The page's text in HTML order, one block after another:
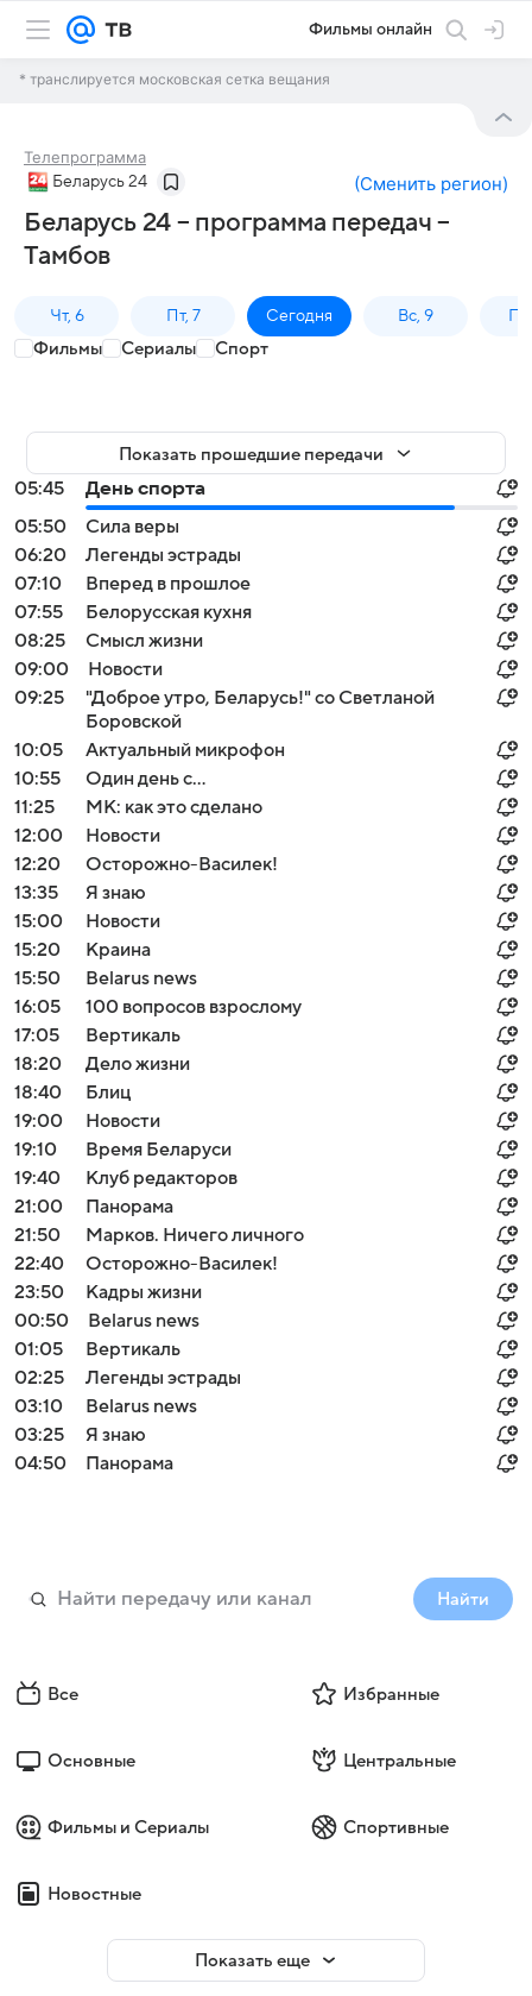
Фильмы онлайн
* транслируется московская сетка вещания
Телепрограмма
Беларусь 24 (Сменить регион)
Беларусь 24 – программа передач –
Тамбов
Чт, 6 Пт, 7 Сегодня Вс, 9
Фильмы Сериалы Спорт
Показать прошедшие передачи
05:45
День спорта
05:50
Сила веры
06:20
Легенды эстрады
07:10
Вперед в прошлое
07:55
Белорусская кухня
08:25
Смысл жизни
09:00
Новости
09:25
"Доброе утро, Беларусь!" со Светланой
Боровской
10:05
Актуальный микрофон
10:55
Один день с...
11:25
МК: как это сделано
12:00
Новости
12:20
Осторожно-Василек!
13:35
Я знаю
15:00
Новости
15:20
Краина
15:50
Belarus news
16:05
100 вопросов взрослому
17:05
Вертикаль
18:20
Дело жизни
18:40
Блиц
19:00
Новости
19:10
Время Беларуси
19:40
Клуб редакторов
21:00
Панорама
21:50
Марков. Ничего личного
22:40
Осторожно-Василек!
23:50
Кадры жизни
00:50
Belarus news
01:05
Вертикаль
02:25
Легенды эстрады
03:10
Belarus news
03:25
Я знаю
04:50
Панорама
Найти
Все Избранные
Основные Центральные
Фильмы и Сериалы Спортивные
Новостные
Показать еще